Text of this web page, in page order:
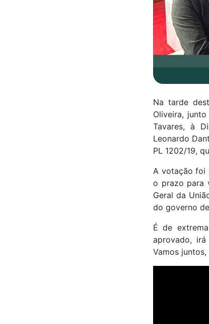
Na tarde
Oliveira,
Tavares, à
Leonardo
PL 1202/19,
A votação foi
o prazo para
Geral da
do governo
É de
aprovado,
Vamos